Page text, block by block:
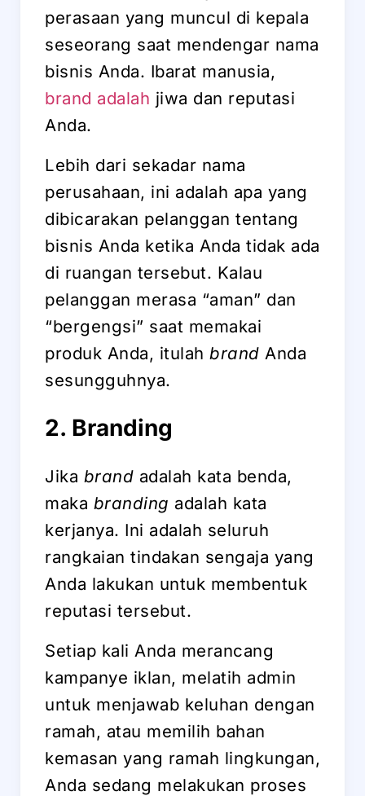
perasaan yang muncul di kepala
seseorang saat mendengar nama
bisnis Anda. Ibarat manusia,
brand adalah jiwa dan reputasi
Anda.
Lebih dari sekadar nama
perusahaan, ini adalah apa yang
dibicarakan pelanggan tentang
bisnis Anda ketika Anda tidak ada
di ruangan tersebut. Kalau
pelanggan merasa “aman” dan
“bergengsi” saat memakai
produk Anda, itulah brand Anda
sesungguhnya.
2. Branding
Jika brand adalah kata benda,
maka branding adalah kata
kerjanya. Ini adalah seluruh
rangkaian tindakan sengaja yang
Anda lakukan untuk membentuk
reputasi tersebut.
Setiap kali Anda merancang
kampanye iklan, melatih admin
untuk menjawab keluhan dengan
ramah, atau memilih bahan
kemasan yang ramah lingkungan,
Anda sedang melakukan proses